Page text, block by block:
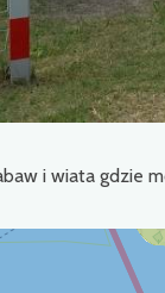
i wiata gdzie